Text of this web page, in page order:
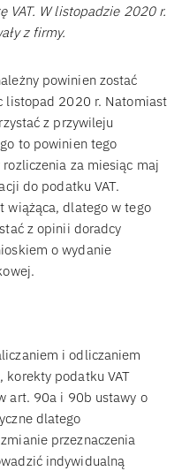
VAT. W listopadzie 2020 r.
z firmy.
powinien zostać
listopad 2020 r. Natomiast
z przywileju
to powinien tego
za miesiąc maj
do podatku VAT.
wiążąca, dlatego w tego
z opinii doradcy
o wydanie
i odliczaniem
korekty podatku VAT
art. 90a i 90b ustawy o
dlatego
przeznaczenia
indywidualną